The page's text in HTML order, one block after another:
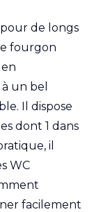
de longs
fourgon
un bel
Il dispose
dont 1 dans
il
WC
facilement